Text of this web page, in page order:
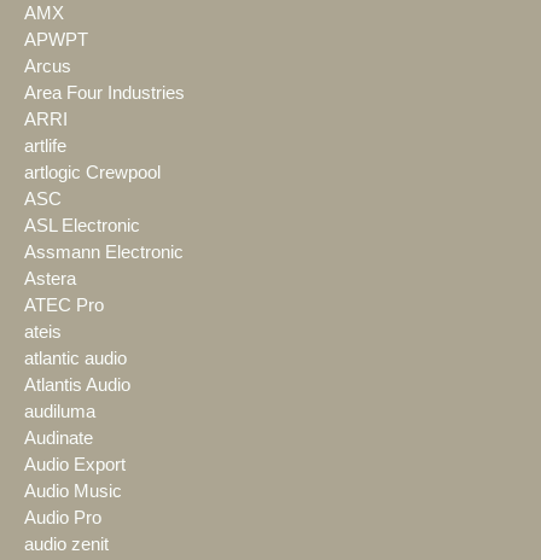
AMX
APWPT
Arcus
Area Four Industries
ARRI
artlife
artlogic Crewpool
ASC
ASL Electronic
Assmann Electronic
Astera
ATEC Pro
ateis
atlantic audio
Atlantis Audio
audiluma
Audinate
Audio Export
Audio Music
Audio Pro
audio zenit